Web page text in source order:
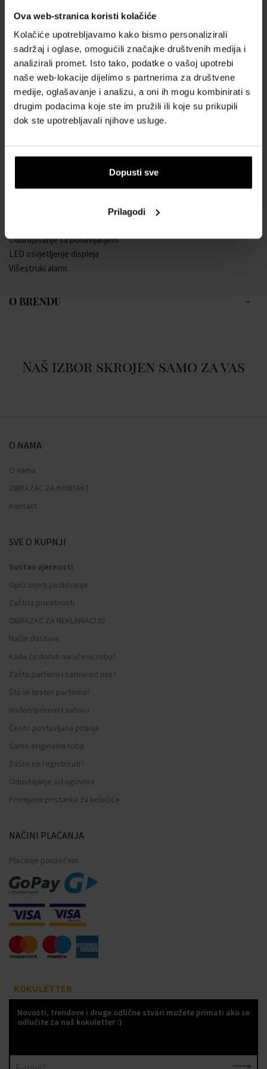
Ova web-stranica koristi kolačiće
Kolačiće upotrebljavamo kako bismo personalizirali
sadržaj i oglase, omogućili značajke društvenih medija i
analizirali promet. Isto tako, podatke o vašoj upotrebi
naše web-lokacije dijelimo s partnerima za društvene
medije, oglašavanje i analizu, a oni ih mogu kombinirati s
drugim podacima koje ste im pružili ili koje su prikupili
dok ste upotrebljavali njihove usluge.
Dopusti sve
Prilagodi
Muški ručni sat
Mehanizam 3525
Promjer kućišta 42,8 mm
Kućište u obliku osmerokuta
Kombinirano kućište čelik-plastika
Srebrna boja kućišta
Plastični remen
Crna boja remena
Crna boja brojčanika
Brojčanik s arapskim brojkama
Odbrojavanje sa ponavljanjem
LED osvjetljenje displeja
Višestruki alarm
O BRENDU
Naš izbor skrojen samo za vas
O NAMA
O nama
OBRAZAC ZA KONTAKT
Kontakt
SVE O KUPNJI
Sustav vjernosti
Opći uvjeti poslovanja
Zaštita privatnosti
OBRAZAC ZA REKLAMACIJU
Način dostave
Kada ću dobiti naručenu robu?
Zašto parfemi i satovi od nas?
Što je tester parfema?
Vodootpornost satova
Često postavljana pitanja
Samo originalna roba
Zašto se registrirati?
Odustajanje od ugovora
Promjena pristanka za kolačiće
NAČINI PLAĆANJA
Plaćanje pouzećem
KOKULETTER
Novosti, trendove i druge odlične stvari možete primati ako se
odlučite za naš kokuletter :)